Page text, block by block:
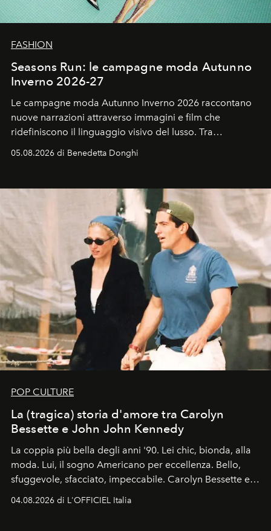
FASHION
Seasons Run: le campagne moda Autunno
Inverno 2026-27
Le campagne moda Autunno Inverno 2026 raccontano
nuove narrazioni attraverso immagini e film che
ridefiniscono il linguaggio visivo del lusso. Tra
protagonisti del cinema, volti della cultura
contemporanea e storytelling d'autore, le maison
di esprimere identità, visione e desiderio.
05.08.2026 di Benedetta Donghi
POP CULTURE
La (tragica) storia d'amore tra Carolyn
Bessette e John John Kennedy
La coppia più bella degli anni '90. Lei chic, bionda, alla
moda. Lui, il sogno Americano per eccellenza. Bello,
sfuggevole, sfacciato, impeccabile. Carolyn Bessette e
John John Kennedy sono i protagonisti della storia
04.08.2026 di L'OFFICIEL Italia